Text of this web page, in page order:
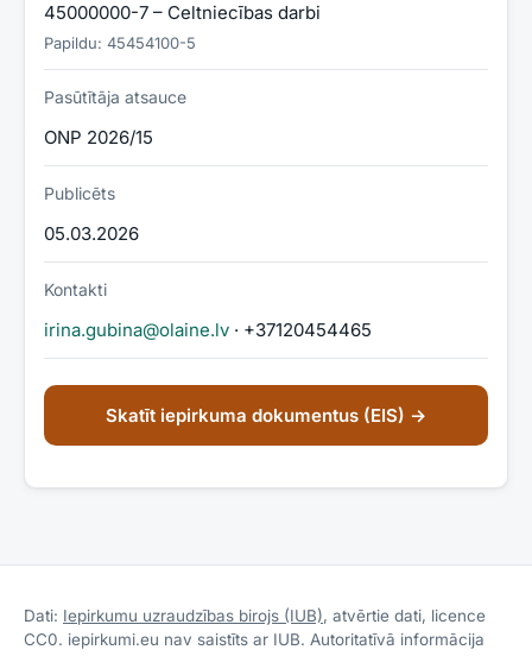
45000000-7 – Celtniecības darbi
Papildu: 45454100-5
Pasūtītāja atsauce
ONP 2026/15
Publicēts
05.03.2026
Kontakti
irina.gubina@olaine.lv · +37120454465
Skatīt iepirkuma dokumentus (EIS) →
Dati: Iepirkumu uzraudzības birojs (IUB), atvērtie dati, licence
CC0. iepirkumi.eu nav saistīts ar IUB. Autoritatīvā informācija